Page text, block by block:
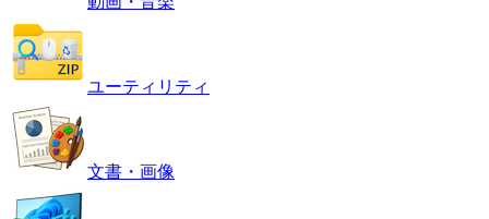
ユーティリティ
文書・画像